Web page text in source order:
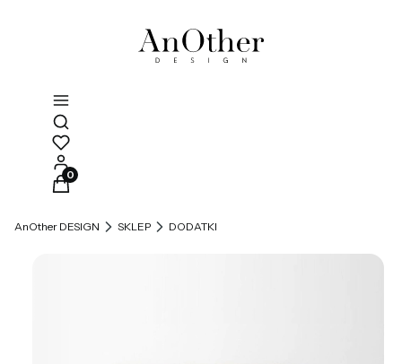
Otwórz wyszukiwarkę
Produkty w koszyku: 0. Zobacz szczegóły
AnOther DESIGN SKLEP DODATKI